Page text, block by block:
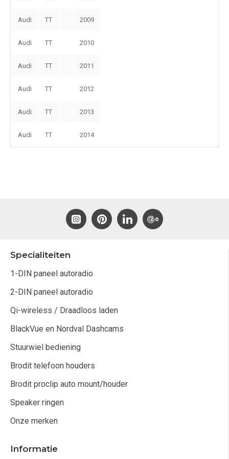
Audi TT 2009
Audi TT 2010
Audi TT 2011
Audi TT 2012
Audi TT 2013
Audi TT 2014
Specialiteiten
1-DIN paneel autoradio
2-DIN paneel autoradio
Qi-wireless / Draadloos laden
BlackVue en Nordval Dashcams
Stuurwiel bediening
Brodit telefoon houders
Brodit proclip auto mount/houder
Speaker ringen
Onze merken
Informatie